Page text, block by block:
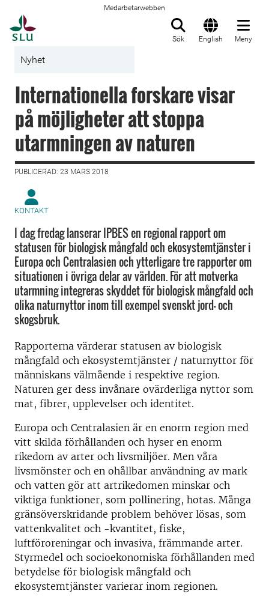
Medarbetarwebben
Sök English Meny
Nyhet
Internationella forskare visar
på möjligheter att stoppa
utarmningen av naturen
PUBLICERAD: 23 MARS 2018
KONTAKT
I dag fredag lanserar IPBES en regional rapport om
statusen för biologisk mångfald och ekosystemtjänster i
Europa och Centralasien och ytterligare tre rapporter om
situationen i övriga delar av världen. För att motverka
utarmning integreras skyddet för biologisk mångfald och
olika naturnyttor inom till exempel svenskt jord- och
skogsbruk.
Rapporterna värderar statusen av biologisk
mångfald och ekosystemtjänster / naturnyttor för
människans välmående i respektive region.
Naturen ger dess invånare ovärderliga nyttor som
mat, fibrer, upplevelser och identitet.
Europa och Centralasien är en enorm region med
vitt skilda förhållanden och hyser en enorm
rikedom av arter och livsmiljöer. Men våra
livsmönster och en ohållbar användning av mark
och vatten gör att artrikedomen minskar och
viktiga funktioner, som pollinering, hotas. Många
gränsöverskridande problem behöver lösas, som
vattenkvalitet och -kvantitet, fiske,
luftföroreningar och invasiva, främmande arter.
Styrmedel och socioekonomiska förhållanden med
betydelse för biologisk mångfald och
ekosystemtjänster varierar inom regionen.